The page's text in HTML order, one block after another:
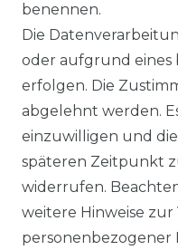
Impressum
benennen.
Die
oder aufgrund eines
erfolgen. Die
abgelehnt werden.
einzuwilligen und
späteren Zeitpunkt
widerrufen.
weitere Hinweise
personenbezogener